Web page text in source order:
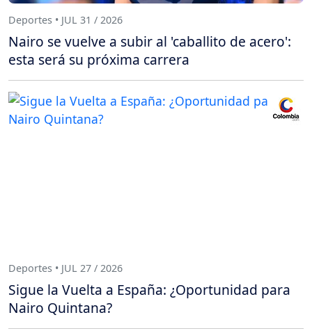
Deportes • JUL 31 / 2026
Nairo se vuelve a subir al 'caballito de acero':
esta será su próxima carrera
Deportes • JUL 27 / 2026
Sigue la Vuelta a España: ¿Oportunidad para
Nairo Quintana?